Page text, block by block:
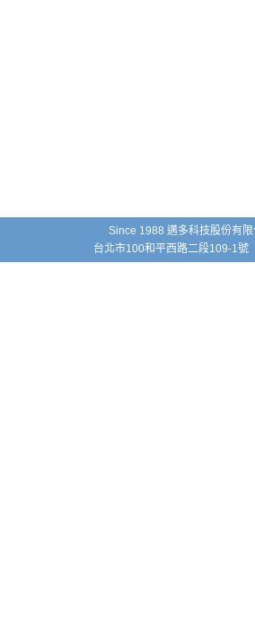
Since 1988 邁多科技股份
台北市100和平西路二段109-1號